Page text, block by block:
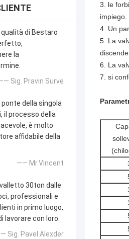
di Bestaro
la
Sig. Pravin Surve
della singola
il processo della
è molto
affidabile della
—— Mr.Vincent
30ton dalle
professionali e
in primo luogo,
lavorare con loro.
Sig. Pavel Alexder
3. le
impiego.
4. Un
5. La
6. La
7. si